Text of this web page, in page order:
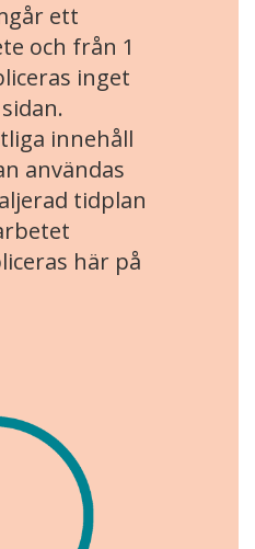
ett
och från 1
inget
innehåll
användas
tidplan
här på